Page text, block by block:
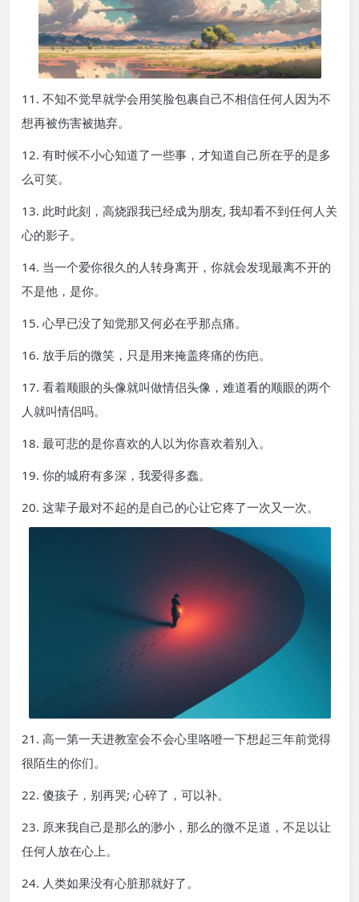
11. 不知不觉早就学会用笑脸包裹自己不相信任何人因为不
想再被伤害被抛弃。
12. 有时候不小心知道了一些事，才知道自己所在乎的是多
么可笑。
13. 此时此刻，高烧跟我已经成为朋友, 我却看不到任何人关
心的影子。
14. 当一个爱你很久的人转身离开，你就会发现最离不开的
不是他，是你。
15. 心早已没了知觉那又何必在乎那点痛。
16. 放手后的微笑，只是用来掩盖疼痛的伤疤。
17. 看着顺眼的头像就叫做情侣头像，难道看的顺眼的两个
人就叫情侣吗。
18. 最可悲的是你喜欢的人以为你喜欢着别入。
19. 你的城府有多深，我爱得多蠢。
20. 这辈子最对不起的是自己的心让它疼了一次又一次。
21. 高一第一天进教室会不会心里咯噔一下想起三年前觉得
很陌生的你们。
22. 傻孩子，别再哭; 心碎了，可以补。
23. 原来我自己是那么的渺小，那么的微不足道，不足以让
任何人放在心上。
24. 人类如果没有心脏那就好了。